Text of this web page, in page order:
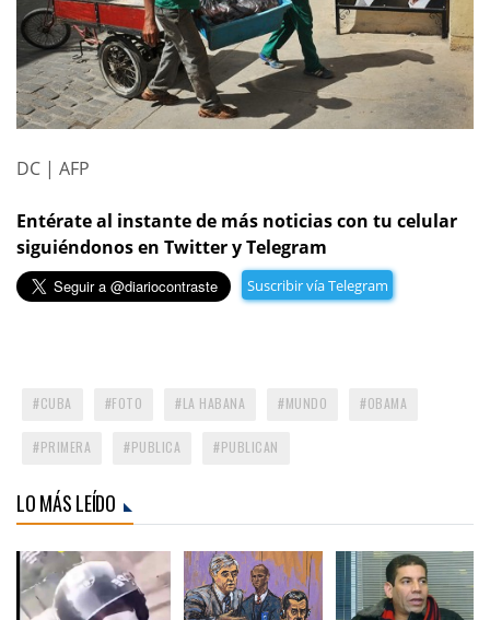
DC | AFP
Entérate al instante de más noticias con tu celular
siguiéndonos en Twitter y Telegram
Suscribir vía Telegram
CUBA FOTO LA HABANA MUNDO OBAMA
PRIMERA PUBLICA PUBLICAN
LO MÁS LEÍDO